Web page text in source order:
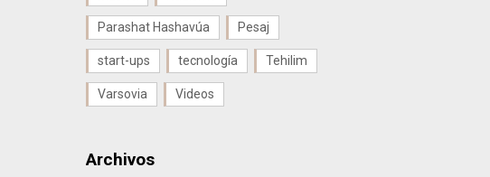
Parashat Hashavúa Pesaj
start-ups tecnología Tehilim
Varsovia Videos
Archivos